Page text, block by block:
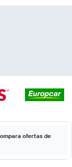
ofertas de